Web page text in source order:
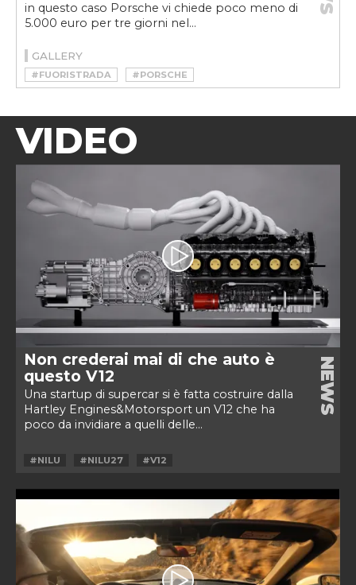
in questo caso Porsche vi chiede poco meno di
5.000 euro per tre giorni nel...
GALLERY
#FUORISTRADA #PORSCHE
VIDEO
Non crederai mai di che auto è
questo V12
Una startup di supercar si è fatta costruire dalla
Hartley Engines&Motorsport un V12 che ha
poco da invidiare a quelli delle...
NEWS
#NILU #NILU27 #V12